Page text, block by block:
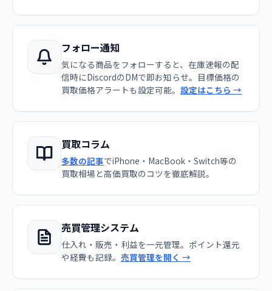
フォロー通知
気になる商品をフォローすると、在庫速報の配
信時にDiscordのDMで即お知らせ。目標価格の
買取価格アラートも設定可能。 設定はこちら →
買取コラム
多数の記事でiPhone・MacBook・Switch等の
買取相場と高価買取のコツを徹底解説。
売買管理システム
仕入れ・販売・利益を一元管理。ポイント還元
や経費も記録。 売買管理を開く →